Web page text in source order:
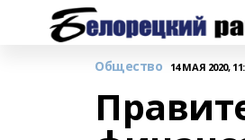
Общество 14 МАЯ 2020,